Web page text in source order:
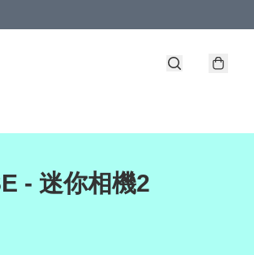
- 迷你相機2